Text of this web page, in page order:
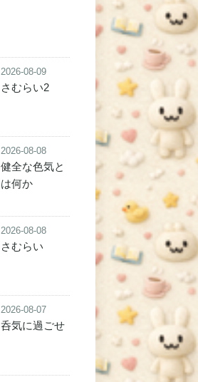
2026-08-09
さむらい2
2026-08-08
健全な色気と
は何か
2026-08-08
さむらい
2026-08-07
呑気に過ごせ